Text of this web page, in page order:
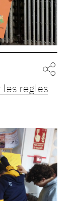
les regles